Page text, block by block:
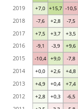
+2,8 +0,3 -6,5
+4,9 +0,4 +7,4
+0,0 +2,6 +4,8
-10,4 +9,0 -7,8
-9,1 -3,9 +9,6
+7,5 +3,7 +3,5
-7,6 +2,8 -7,5
+7,0 +15,7 -10,5
2012
2013
2014
2015
2016
2017
2018
2019